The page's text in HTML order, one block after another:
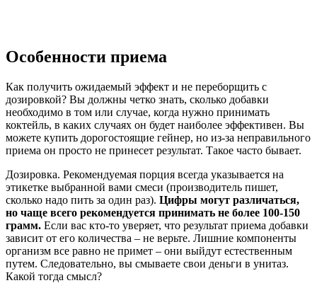
Особенности приема
Как получить ожидаемый эффект и не переборщить с
дозировкой? Вы должны четко знать, сколько добавки
необходимо в том или случае, когда нужно принимать
коктейль, в каких случаях он будет наиболее эффективен. Вы
можете купить дорогостоящие гейнер, но из-за неправильного
приема он просто не принесет результат. Такое часто бывает.
Дозировка. Рекомендуемая порция всегда указывается на
этикетке выбранной вами смеси (производитель пишет,
сколько надо пить за один раз). Цифры могут различаться,
но чаще всего рекомендуется принимать не более 100-150
грамм. Если вас кто-то уверяет, что результат приема добавки
зависит от его количества – не верьте. Лишние компоненты
организм все равно не примет – они выйдут естественным
путем. Следовательно, вы смываете свои деньги в унитаз.
Какой тогда смысл?